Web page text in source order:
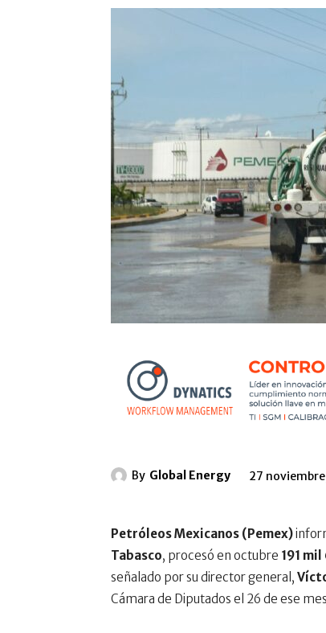
By Global Energy 27
Petróleos Mexicanos (Pemex)
Tabasco, procesó en octubre 191
señalado por su director general,
Cámara de Diputados el 26 de ese